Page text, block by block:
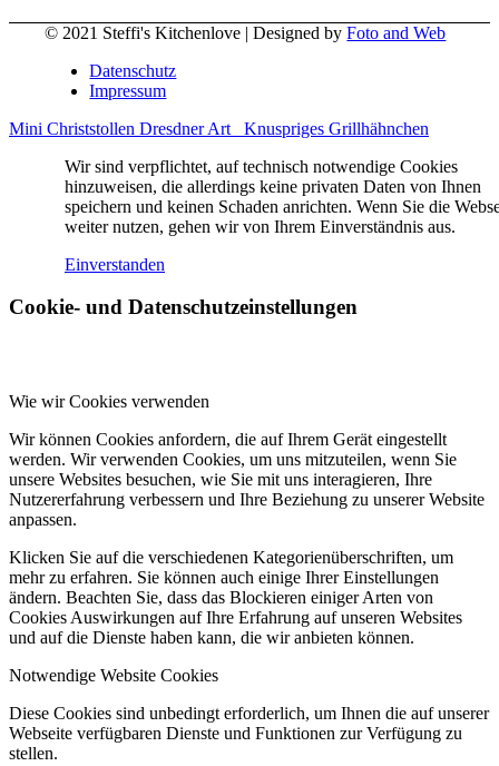
© 2021 Steffi's Kitchenlove | Designed byFoto and Web
Datenschutz
Impressum
Mini Christstollen Dresdner Art
Knuspriges Grillhähnchen
Wir sind verpflichtet, auf technisch notwendige Cookies
hinzuweisen, die allerdings keine privaten Daten von Ihnen
speichern und keinen Schaden anrichten. Wenn Sie die
weiter nutzen, gehen wir von Ihrem Einverständnis aus.
Einverstanden
Cookie- und Datenschutzeinstellungen
Wie wir Cookies verwenden
Wir können Cookies anfordern, die auf Ihrem Gerät eingestellt
werden. Wir verwenden Cookies, um uns mitzuteilen, wenn Sie
unsere Websites besuchen, wie Sie mit uns interagieren, Ihre
Nutzererfahrung verbessern und Ihre Beziehung zu unserer Website
anpassen.
Klicken Sie auf die verschiedenen Kategorienüberschriften, um
mehr zu erfahren. Sie können auch einige Ihrer Einstellungen
ändern. Beachten Sie, dass das Blockieren einiger Arten von
Cookies Auswirkungen auf Ihre Erfahrung auf unseren Websites
und auf die Dienste haben kann, die wir anbieten können.
Notwendige Website Cookies
Diese Cookies sind unbedingt erforderlich, um Ihnen die auf unserer
Webseite verfügbaren Dienste und Funktionen zur Verfügung zu
stellen.